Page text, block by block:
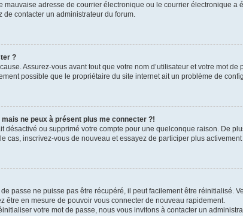
mauvaise adresse de courrier électronique ou le courrier électronique
de contacter un administrateur du forum.
?
Assurez-vous avant tout que votre nom d’utilisateur et votre mot
possible que le propriétaire du site internet ait un problème de
ne peux à présent plus me connecter ?!
désactivé ou supprimé votre compte pour une quelconque raison. De
cas, inscrivez-vous de nouveau et essayez de participer plus
passe ne puisse pas être récupéré, il peut facilement être réinitialisé.
être en mesure de pouvoir vous connecter de nouveau rapidement.
votre mot de passe, nous vous invitons à contacter un